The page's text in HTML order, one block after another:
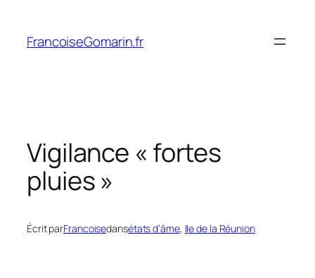
contenu
FrancoiseGomarin.fr
Vigilance « fortes
pluies »
Écrit parFrancoisedansétats d’âme, Ile de la Réunion